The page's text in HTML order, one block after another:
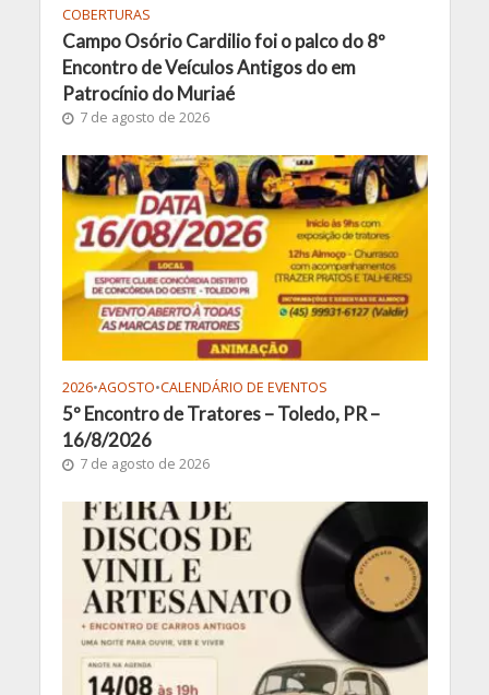
COBERTURAS
Campo Osório Cardilio foi o palco do 8º
Encontro de Veículos Antigos do em
Patrocínio do Muriaé
7 de agosto de 2026
2026•AGOSTO•CALENDÁRIO DE EVENTOS
5º Encontro de Tratores – Toledo, PR –
16/8/2026
7 de agosto de 2026